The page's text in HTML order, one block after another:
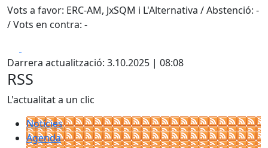
Vots a favor: ERC-AM, JxSQM i L'Alternativa / Abstenció: -
/ Vots en contra: -
Darrera actualització: 3.10.2025 | 08:08
RSS
L'actualitat a un clic
Notícies
Agenda